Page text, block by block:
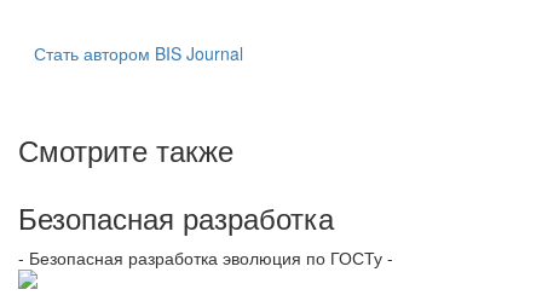
Стать автором BIS Journal
Смотрите также
Безопасная разработка
- Безопасная разработка эволюция по ГОСТу -